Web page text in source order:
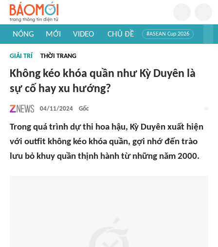
NÓNG MỚI VIDEO CHỦ ĐỀ #ASEAN Cup 2026
#Khám phá thế giới
GIẢI TRÍ THỜI TRANG
Không kéo khóa quần như Kỳ Duyên là
sự cố hay xu hướng?
04/11/2024 Gốc
Trong quá trình dự thi hoa hậu, Kỳ Duyên xuất hiện
với outfit không kéo khóa quần, gợi nhớ đến trào
lưu bỏ khuy quần thịnh hành từ những năm 2000.